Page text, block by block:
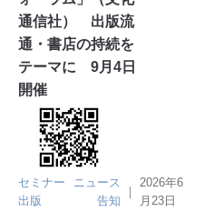
通信社） 出版流
通・書店の持続を
テーマに 9月4日
開催
セミナー
ニュース
出版
告知
｜
2026年6
月23日